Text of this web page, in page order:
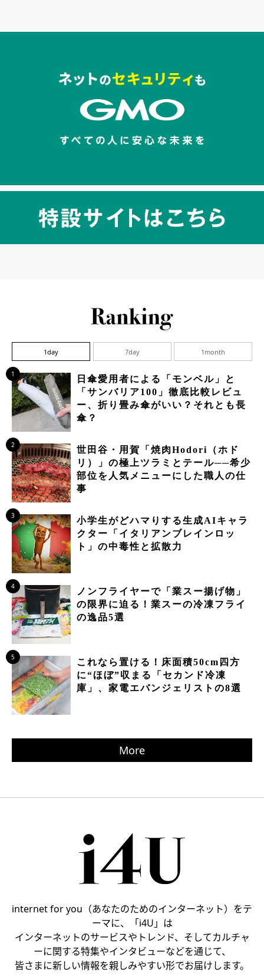
セキュリティキャンペーンでのバナー
1day 7day 1month
1
日傘愛用者による「モンベル」と
「サンバリア100」徹底比較レビュ
ー、折り畳み傘がいい？それとも長
傘？
2
世田谷・用賀「焼肉Hodori（ホド
リ）」の極上ツラミとテール──希少
部位を人気メニューにした職人の仕
事
3
小学生がどハマりする生成AIキャラ
クター「イタリアンブレインロッ
ト」の中毒性と拡散力
4
ノンフライヤーで「業スー揚げ物」
の限界に迫る！業スーの冷凍フライ
の逸品5選
5
これなら置ける！床面積50cm四方
に“ほぼ”収まる「セカンド冷凍
庫」、家電エバンジェリストの8選
More
internet for you（あなたのためのインターネット）をテ
ーマに、「i4U」は
インターネットのサービスやトレンド、そしてカルチャ
ーに関する特集やインタビューなどを通じて、
皆さまに新しい情報を親しみやすい形でお届けします。